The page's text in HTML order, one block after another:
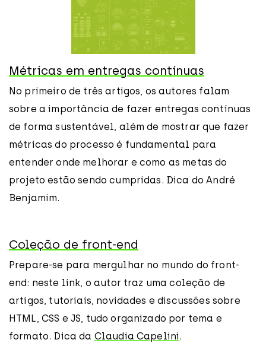
Métricas em entregas contínuas
No primeiro de três artigos, os autores falam
sobre a importância de fazer entregas contínuas
de forma sustentável, além de mostrar que fazer
métricas do processo é fundamental para
entender onde melhorar e como as metas do
projeto estão sendo cumpridas. Dica do André
Benjamim.
Coleção de front-end
Prepare-se para mergulhar no mundo do front-
end: neste link, o autor traz uma coleção de
artigos, tutoriais, novidades e discussões sobre
HTML, CSS e JS, tudo organizado por tema e
formato. Dica da Claudia Capelini.